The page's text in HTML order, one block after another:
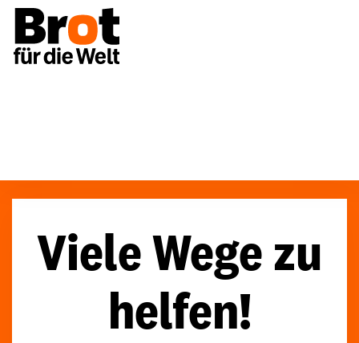
Viele Wege zu
helfen!